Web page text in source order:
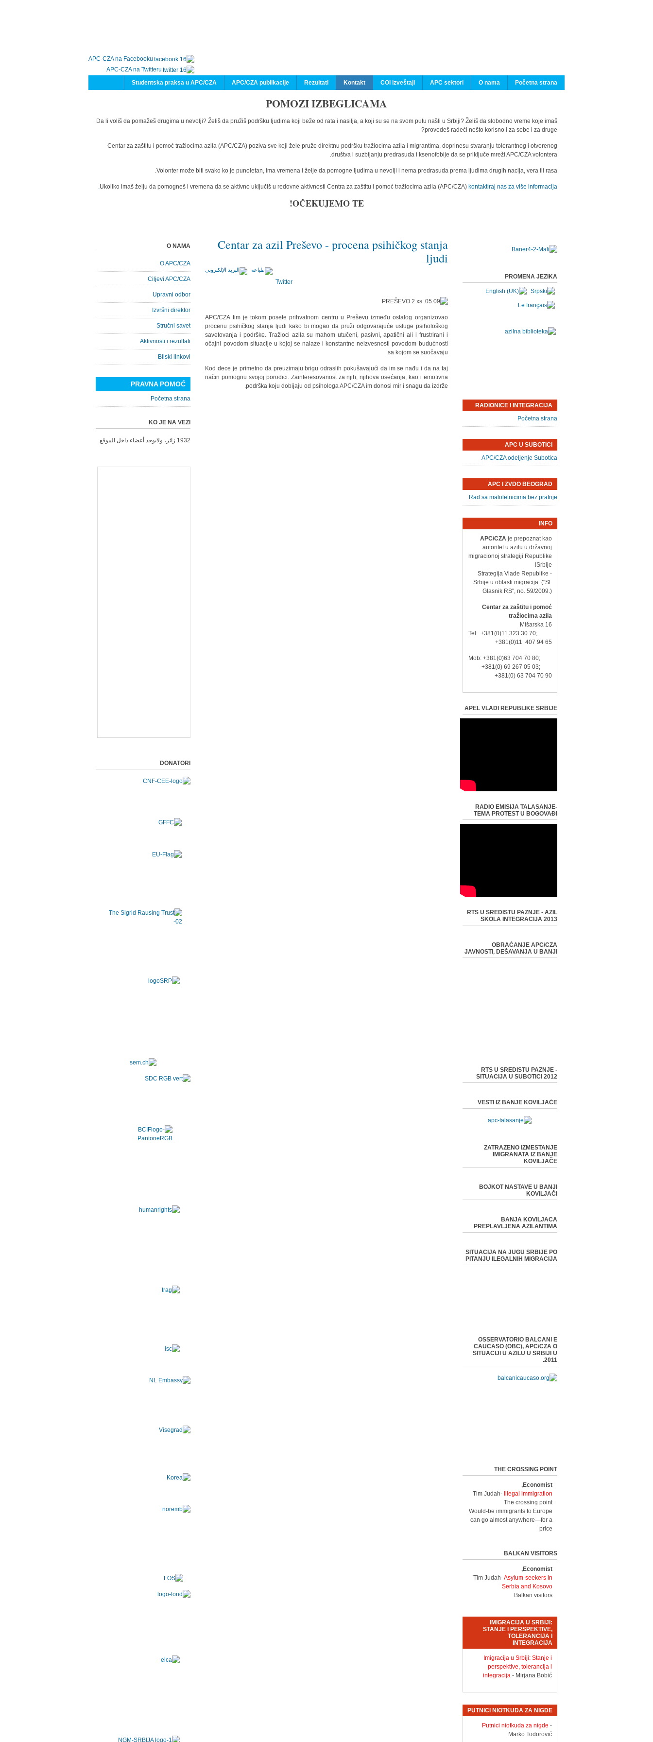
APC-CZA na Facebooku
APC-CZA na Twitteru
Početna strana
O nama
APC sektori
COI izveštaji
Kontakt
Rezultati
APC/CZA publikacije
Studentska praksa u APC/CZA
POMOZI IZBEGLICAMA
Da li voliš da pomažeš drugima u nevolji? Želiš da pružiš podršku ljudima koji beže od rata i nasilja, a koji su se na svom putu našli u Srbiji? Želiš da slobodno vreme koje imaš
provedeš radeći nešto korisno i za sebe i za druge?
Centar za zaštitu i pomoć tražiocima azila (APC/CZA) poziva sve koji žele pruže direktnu podršku tražiocima azila i migrantima, doprinesu stvaranju tolerantnog i otvorenog
društva i suzbijanju predrasuda i ksenofobije da se priključe mreži APC/CZA volontera.
Volonter može biti svako ko je punoletan, ima vremena i želje da pomogne ljudima u nevolji i nema predrasuda prema ljudima drugih nacija, vera ili rasa.
Ukoliko imaš želju da pomogneš i vremena da se aktivno uključiš u redovne aktivnosti Centra za zaštitu i pomoć tražiocima azila (APC/CZA) kontaktiraj nas za više informacija.
OČEKUJEMO TE!
Centar za azil Preševo - procena psihičkog stanja
ljudi
Twitter
APC/CZA tim je tokom posete prihvatnom centru u Preševu između ostalog organizovao
procenu psihičkog stanja ljudi kako bi mogao da pruži odgovarajuće usluge psihološkog
savetovanja i podrške. Tražioci azila su mahom utučeni, pasivni, apatični ali i frustrirani i
očajni povodom situacije u kojoj se nalaze i konstantne neizvesnosti povodom budućnosti
sa kojom se suočavaju.
Kod dece je primetno da preuzimaju brigu odraslih pokušavajući da im se nađu i da na taj
način pomognu svojoj porodici. Zainteresovanost za njih, njihova osećanja, kao i emotivna
podrška koju dobijaju od psihologa APC/CZA im donosi mir i snagu da izdrže.
O NAMA
O APC/CZA
Ciljevi APC/CZA
Upravni odbor
Izvršni direktor
Stručni savet
Aktivnosti i rezultati
Bliski linkovi
PRAVNA POMOĆ
Početna strana
KO JE NA VEZI
1932 زائر، ولايوجد أعضاء داخل الموقع
DONATORI
PROMENA JEZIKA
RADIONICE I INTEGRACIJA
Početna strana
APC U SUBOTICI
APC/CZA odeljenje Subotica
APC I ZVDO BEOGRAD
Rad sa maloletnicima bez pratnje
INFO
APC/CZA je prepoznat kao
autoritet u azilu u državnoj
migracionoj strategiji Republike
Srbije!
- Strategija Vlade Republike
Srbije u oblasti migracija ("Sl.
Glasnik RS", no. 59/2009.)
Centar za zaštitu i pomoć
tražiocima azila
Mišarska 16
Tel: +381(0)11 323 30 70;
+381(0)11 407 94 65
Mob: +381(0)63 704 70 80;
+381(0) 69 267 05 03;
+381(0) 63 704 70 90
APEL VLADI REPUBLIKE SRBIJE
RADIO EMISIJA TALASANJE-
TEMA PROTEST U BOGOVAĐI
RTS U SREDISTU PAZNJE - AZIL
SKOLA INTEGRACIJA 2013
OBRAĆANJE APC/CZA
JAVNOSTI, DEŠAVANJA U BANJI
RTS U SREDISTU PAZNJE -
SITUACIJA U SUBOTICI 2012
VESTI IZ BANJE KOVILJAČE
ZATRAZENO IZMESTANJE
IMIGRANATA IZ BANJE
KOVILJAČE
BOJKOT NASTAVE U BANJI
KOVILJAČI
BANJA KOVILJACA
PREPLAVLJENA AZILANTIMA
SITUACIJA NA JUGU SRBIJE PO
PITANJU ILEGALNIH MIGRACIJA
OSSERVATORIO BALCANI E
CAUCASO (OBC), APC/CZA O
SITUACIJI U AZILU U SRBIJI U
2011.
THE CROSSING POINT
Economist,
Tim Judah-
Illegal immigration
The crossing point
Would-be immigrants to Europe
can go almost anywhere—for a
price
BALKAN VISITORS
Economist,
Tim Judah-Asylum-seekers in
Serbia and Kosovo
Balkan visitors
IMIGRACIJA U SRBIJI:
STANJE I PERSPEKTIVE,
TOLERANCIJA I
INTEGRACIJA
Imigracija u Srbiji: Stanje i
perspektive, tolerancija i
integracija - Mirjana Bobić
PUTNICI NIOTKUDA ZA NIGDE
Putnici niotkuda za nigde -
Marko Todorović